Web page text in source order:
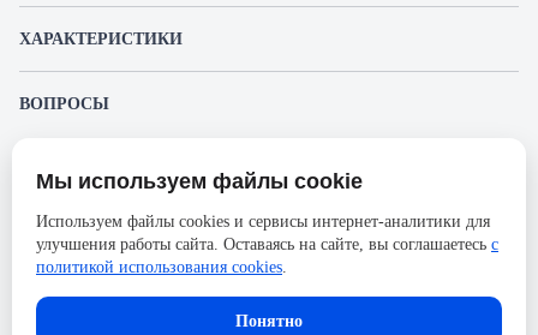
ХАРАКТЕРИСТИКИ
Производитель
Категория
Оболочка
Длина, м
7.5
ВОПРОСЫ
Пожалуйста, авторизуйтесь, чтобы иметь
возможность оставлять вопросы.
Представленные изображения и характеристики могут отличаться от реального
без предварительного уведомления. Компания АйДистрибьют не несёт
ответственности в случае не соответствия текущей модели товаров фотографиям,
размещённым в карточке товара.
Мы используем файлы cookie
Используем файлы cookies и сервисы интернет-аналитики для
улучшения работы сайта. Оставаясь на сайте, вы соглашаетесь с
политикой использования cookies.
Понятно